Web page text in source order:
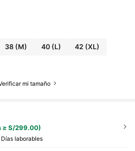
38(M) 40(L) 42 (XL)
mi tamaño
≥ S/299.00)
laborables